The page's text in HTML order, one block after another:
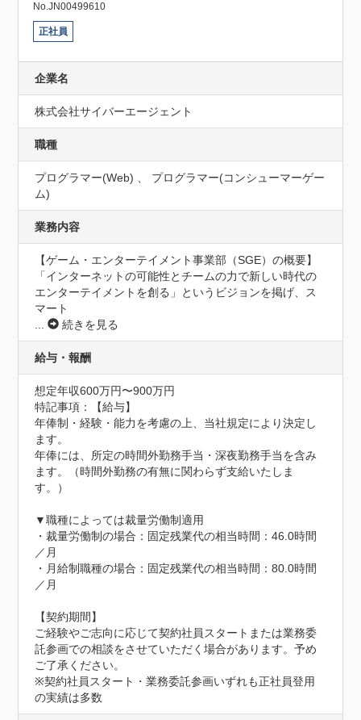
No.JN00499610
正社員
企業名
株式会社サイバーエージェント
職種
プログラマー(Web) 、 プログラマー(コンシューマーゲー
ム)
業務内容
【ゲーム・エンターテイメント事業部（SGE）の概要】
「インターネットの可能性とチームの力で新しい時代の
エンターテイメントを創る」というビジョンを掲げ、ス
マート
...
続きを見る
給与・報酬
想定年収600万円〜900万円
特記事項：【給与】
年俸制・経験・能力を考慮の上、当社規定により決定し
ます。
年俸には、所定の時間外勤務手当・深夜勤務手当を含み
ます。（時間外勤務の有無に関わらず支給いたしま
す。）
▼職種によっては裁量労働制適用
・裁量労働制の場合：固定残業代の相当時間：46.0時間
／月
・月給制職種の場合：固定残業代の相当時間：80.0時間
／月
【契約期間】
ご経験やご志向に応じて契約社員スタートまたは業務委
託参画での相談をさせていただく場合があります。予め
ご了承ください。
※契約社員スタート・業務委託参画いずれも正社員登用
の実績は多数